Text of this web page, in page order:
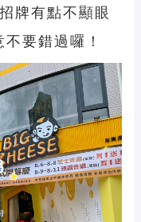
牌有點不顯眼
要錯過囉！